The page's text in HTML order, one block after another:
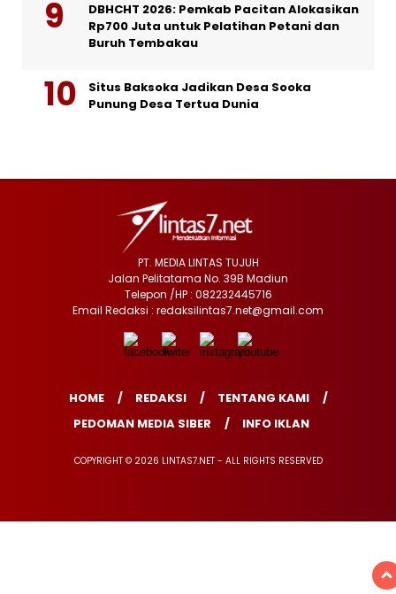
DBHCHT 2026: Pemkab Pacitan Alokasikan
Rp700 Juta untuk Pelatihan Petani dan
Buruh Tembakau
Situs Baksoka Jadikan Desa Sooka
Punung Desa Tertua Dunia
PT. MEDIA LINTAS TUJUH
Jalan Pelitatama No. 39B Madiun
Telepon /HP : 082232445716
Email Redaksi : redaksilintas7.net@gmail.com
HOME REDAKSI
TENTANG KAMI
PEDOMAN MEDIA SIBER
INFO IKLAN
COPYRIGHT © 2026 LINTAS7.NET - ALL RIGHTS RESERVED